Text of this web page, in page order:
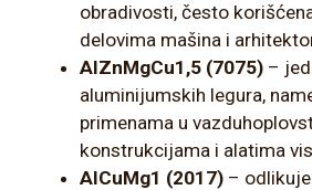
obradivosti, često
delovima mašina i
AlZnMgCu1,5 (7075) –
aluminijumskih legura,
primenama u
konstrukcijama i alatima
AlCuMg1 (2017) –